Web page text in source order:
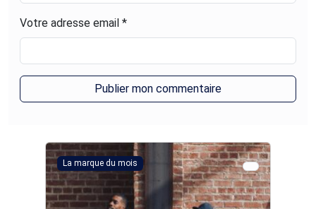
Votre adresse email *
La marque du mois